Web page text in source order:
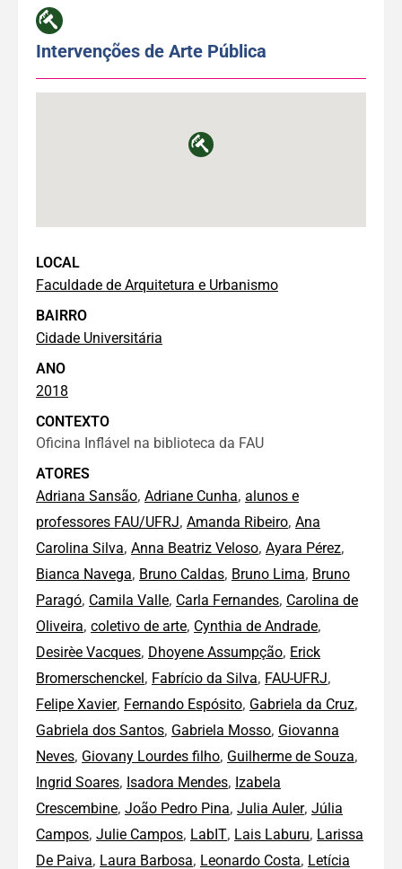
Intervenções de Arte Pública
LOCAL
Faculdade de Arquitetura e Urbanismo
BAIRRO
Cidade Universitária
ANO
2018
CONTEXTO
Oficina Inflável na biblioteca da FAU
ATORES
Adriana Sansão, Adriane Cunha, alunos e
professores FAU/UFRJ, Amanda Ribeiro, Ana
Carolina Silva, Anna Beatriz Veloso, Ayara Pérez,
Bianca Navega, Bruno Caldas, Bruno Lima, Bruno
Paragó, Camila Valle, Carla Fernandes, Carolina de
Oliveira, coletivo de arte, Cynthia de Andrade,
Desirèe Vacques, Dhoyene Assumpção, Erick
Bromerschenckel, Fabrício da Silva, FAU-UFRJ,
Felipe Xavier, Fernando Espósito, Gabriela da Cruz,
Gabriela dos Santos, Gabriela Mosso, Giovanna
Neves, Giovany Lourdes filho, Guilherme de Souza,
Ingrid Soares, Isadora Mendes, Izabela
Crescembine, João Pedro Pina, Julia Auler, Júlia
Campos, Julie Campos, LabIT, Lais Laburu, Larissa
De Paiva, Laura Barbosa, Leonardo Costa, Letícia